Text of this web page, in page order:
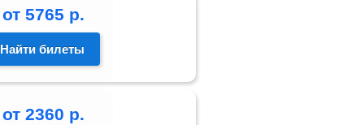
от 5765 р.
Найти билеты
от 2360 р.